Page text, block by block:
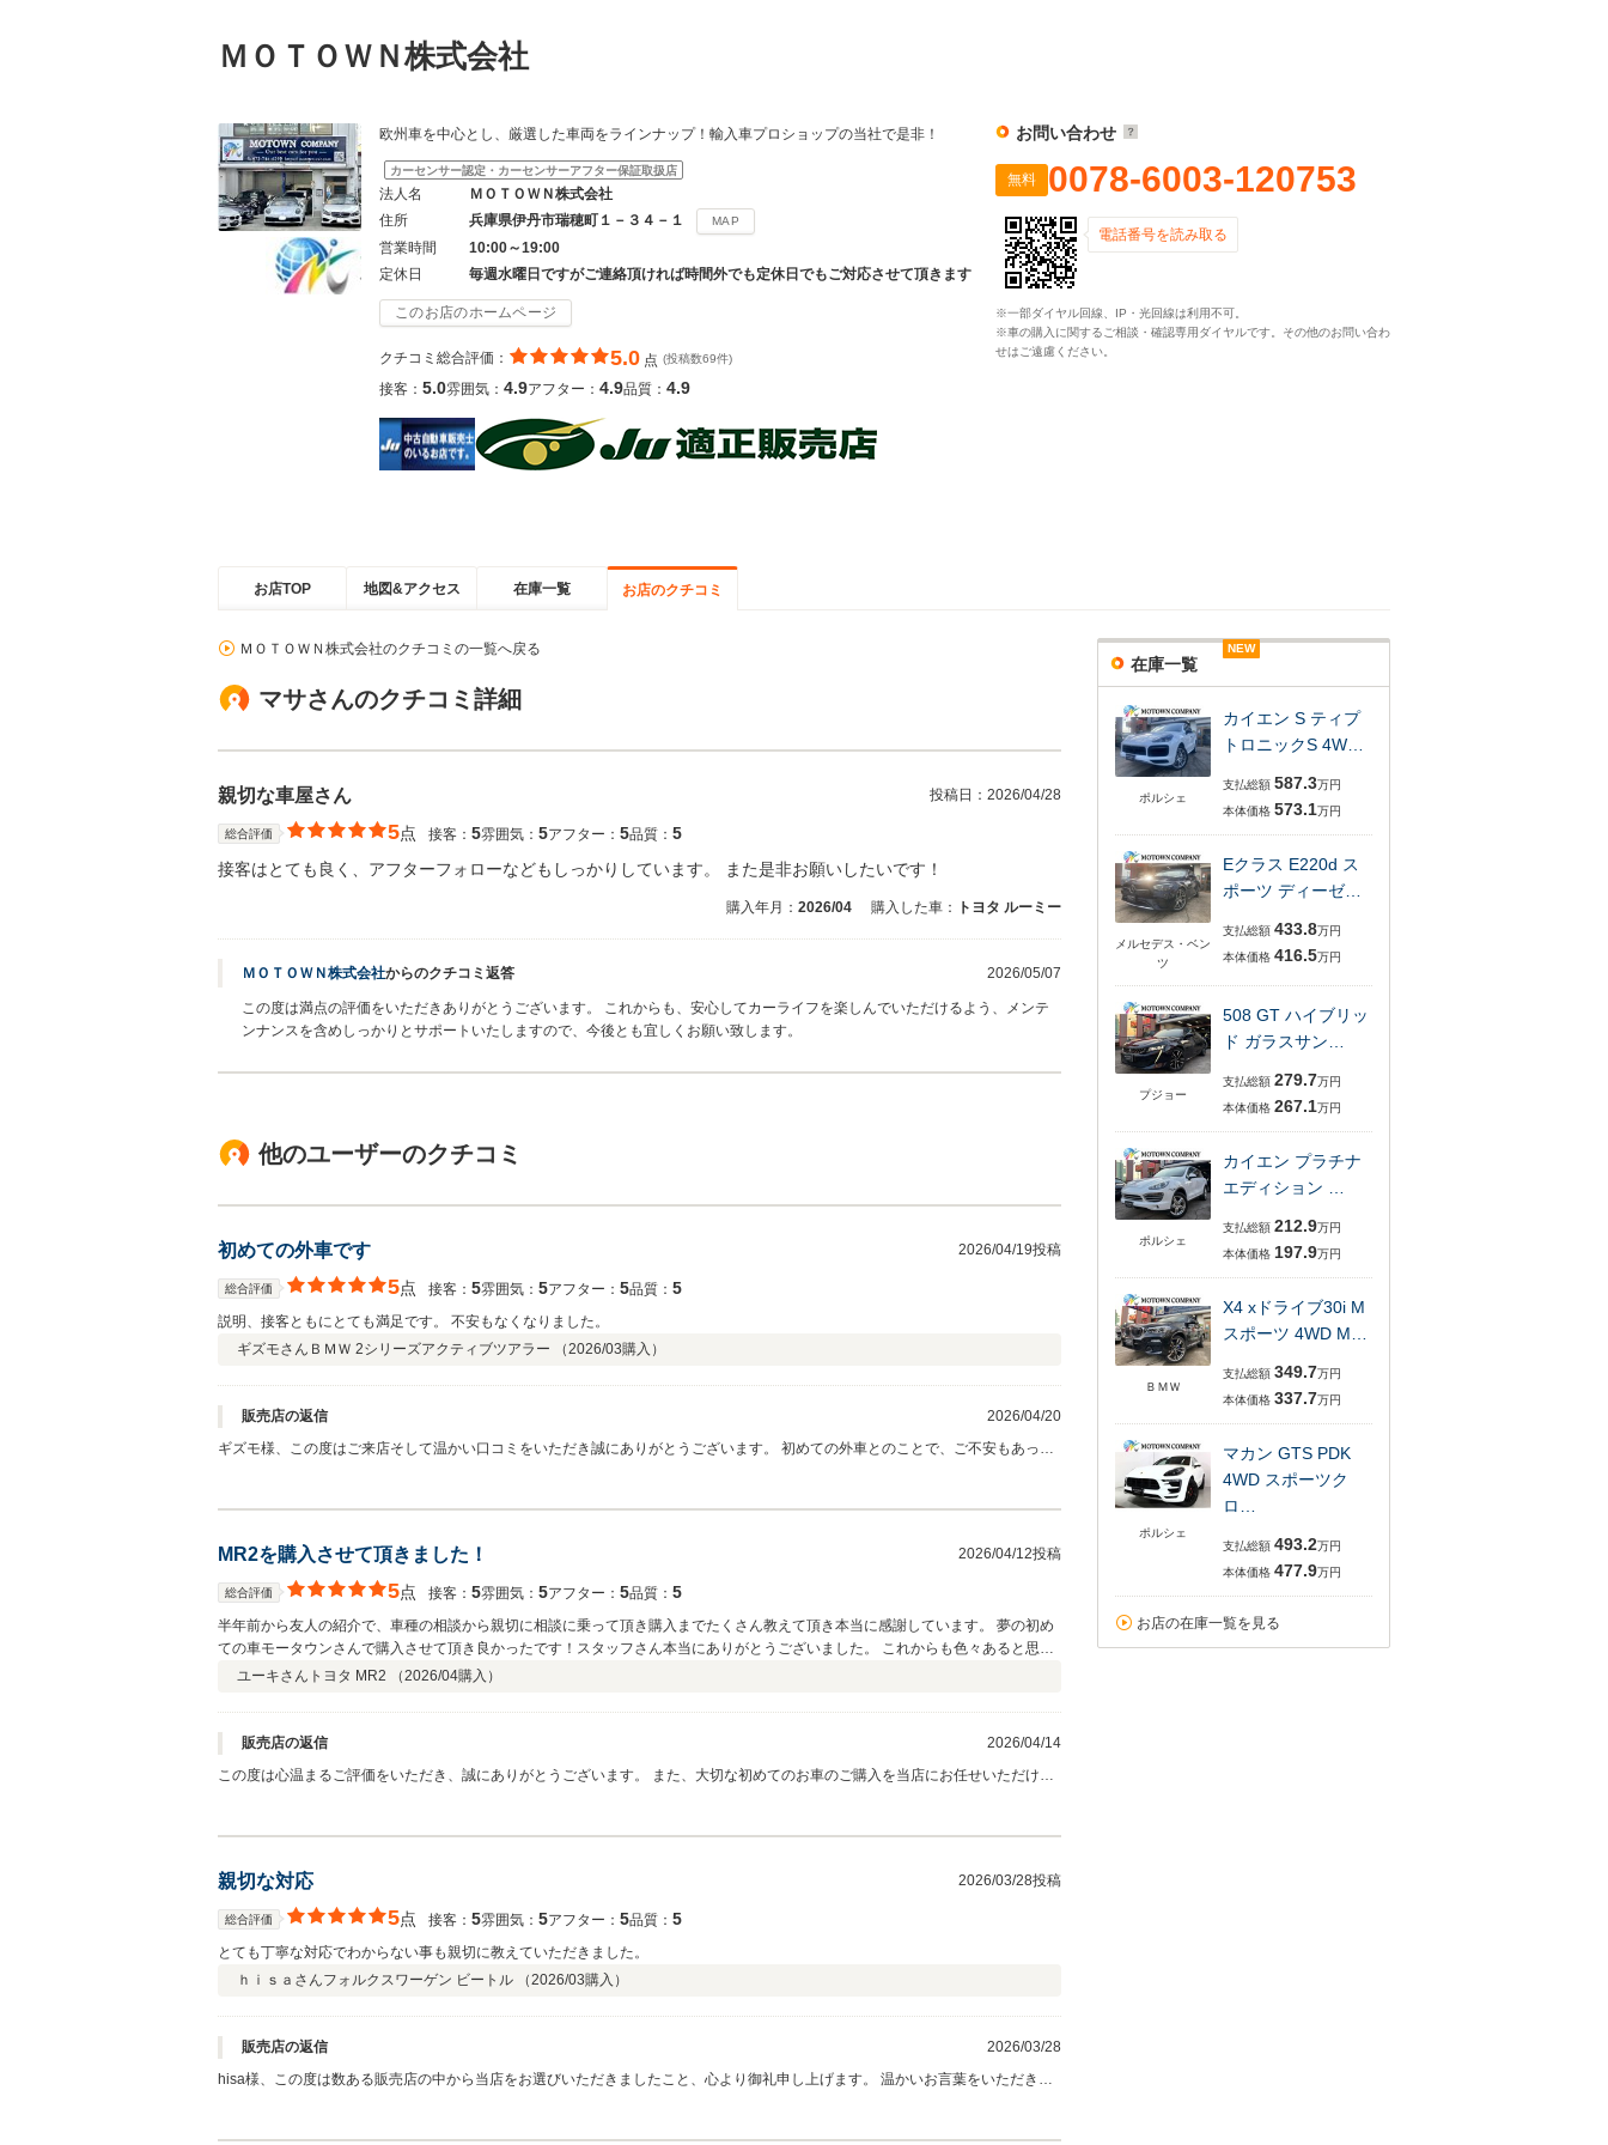
ＭＯＴＯＷＮ株式会社
欧州車を中心とし、厳選した車両をラインナップ！輸入車プロショップの当社で是非！
カーセンサー認定・カーセンサーアフター保証取扱店
法人名
ＭＯＴＯＷＮ株式会社
住所
兵庫県伊丹市瑞穂町１－３４－１ MAP
営業時間
10:00～19:00
定休日
毎週水曜日ですがご連絡頂ければ時間外でも定休日でもご対応させて頂きます
このお店のホームページ
クチコミ総合評価： 5.0 点 (投稿数69件)
接客： 5.0雰囲気： 4.9アフター： 4.9品質： 4.9
お問い合わせ
無料 0078-6003-120753
電話番号を読み取る
※一部ダイヤル回線、IP・光回線は利用不可。
※車の購入に関するご相談・確認専用ダイヤルです。その他のお問い合わ
せはご遠慮ください。
お店TOP 地図&アクセス 在庫一覧 お店のクチコミ
ＭＯＴＯＷＮ株式会社のクチコミの一覧へ戻る
マサさんのクチコミ詳細
親切な車屋さん 投稿日： 2026/04/28
総合評価 5点 接客： 5雰囲気： 5アフター： 5品質： 5
接客はとても良く、アフターフォローなどもしっかりしています。 また是非お願いしたいです！
購入年月： 2026/04 購入した車： トヨタ ルーミー
ＭＯＴＯＷＮ株式会社からのクチコミ返答 2026/05/07
この度は満点の評価をいただきありがとうございます。 これからも、安心してカーライフを楽しんでいただけるよう、メンテ
ンナンスを含めしっかりとサポートいたしますので、今後とも宜しくお願い致します。
他のユーザーのクチコミ
初めての外車です 2026/04/19投稿
総合評価 5点 接客： 5雰囲気： 5アフター： 5品質： 5
説明、接客ともにとても満足です。 不安もなくなりました。
ギズモさん ＢＭＷ 2シリーズアクティブツアラー （2026/03購入）
販売店の返信
2026/04/20
ギズモ様、この度はご来店そして温かい口コミをいただき誠にありがとうございます。 初めての外車とのことで、ご不安もあった
MR2を購入させて頂きました！ 2026/04/12投稿
総合評価 5点 接客： 5雰囲気： 5アフター： 5品質： 5
半年前から友人の紹介で、車種の相談から親切に相談に乗って頂き購入までたくさん教えて頂き本当に感謝しています。 夢の初め
ての車モータウンさんで購入させて頂き良かったです！スタッフさん本当にありがとうございました。 これからも色々あると思い
ますがよろしくお願い致します！
ユーキさん トヨタ MR2 （2026/04購入）
販売店の返信
2026/04/14
この度は心温まるご評価をいただき、誠にありがとうございます。 また、大切な初めてのお車のご購入を当店にお任せいただけま
親切な対応 2026/03/28投稿
総合評価 5点 接客： 5雰囲気： 5アフター： 5品質： 5
とても丁寧な対応でわからない事も親切に教えていただきました。
ｈｉｓａさんフォルクスワーゲン ビートル （2026/03購入）
販売店の返信
2026/03/28
hisa様、この度は数ある販売店の中から当店をお選びいただきましたこと、心より御礼申し上げます。 温かいお言葉をいただき、
在庫一覧
ポルシェ
NEW
カイエン S ティプ
トロニックS 4W…
支払総額 587.3万円
本体価格 573.1万円
メルセデス・ベン
ツ
NEW
Eクラス E220d ス
ポーツ ディーゼ…
支払総額 433.8万円
本体価格 416.5万円
プジョー
NEW
508 GT ハイブリッ
ド ガラスサン…
支払総額 279.7万円
本体価格 267.1万円
ポルシェ
NEW
カイエン プラチナ
エディション …
支払総額 212.9万円
本体価格 197.9万円
ＢＭＷ
X4 xドライブ30i M
スポーツ 4WD M…
支払総額 349.7万円
本体価格 337.7万円
ポルシェ
マカン GTS PDK
4WD スポーツク
ロ…
支払総額 493.2万円
本体価格 477.9万円
お店の在庫一覧を見る